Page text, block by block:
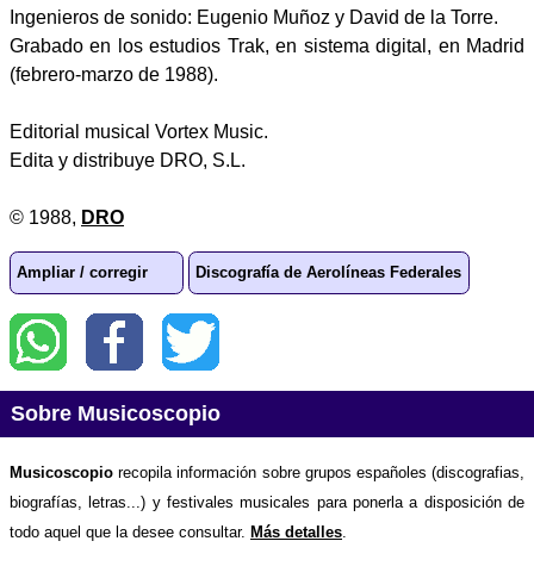
Ingenieros de sonido: Eugenio Muñoz y David de la Torre.
Grabado en los estudios Trak, en sistema digital, en Madrid
(febrero-marzo de 1988).
Editorial musical Vortex Music.
Edita y distribuye DRO, S.L.
© 1988, DRO
Ampliar / corregir Discografía de Aerolíneas Federales
Sobre Musicoscopio
Musicoscopio recopila información sobre grupos españoles (discografias,
biografías, letras...) y festivales musicales para ponerla a disposición de
todo aquel que la desee consultar. Más detalles